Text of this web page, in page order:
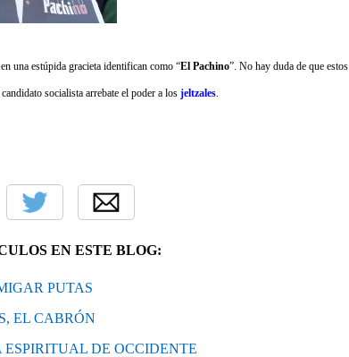
en una estúpida gracieta identifican como “El Pachino”. No hay duda de que estos
socialista arrebate el poder a los jeltzales
EN ESTE BLOG:
PUTAS
EL CABRÓN
ESPIRITUAL DE OCCIDENTE